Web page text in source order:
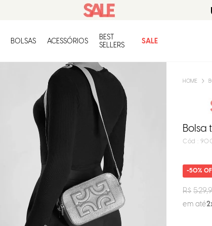
BOLSAS ACESSÓRIOS
BEST
SELLERS
SALE O
:
50%
R$
em até2